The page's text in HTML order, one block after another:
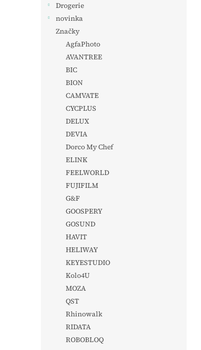
Drogerie
novinka
Značky
AgfaPhoto
AVANTREE
BIC
BION
CAMVATE
CYCPLUS
DELUX
DEVIA
Dorco My Chef
ELINK
FEELWORLD
FUJIFILM
G&F
GOOSPERY
GOSUND
HAVIT
HELIWAY
KEYESTUDIO
Kolo4U
MOZA
QST
Rhinowalk
RIDATA
ROBOBLOQ